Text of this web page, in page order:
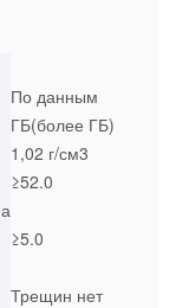
По данным
ГБ(более ГБ)
1,02 г/см3
≥52.0
≥5.0
Трещин нет